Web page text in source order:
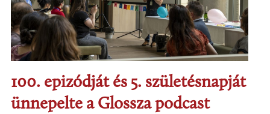
100. epizódját és 5. születésnapját
ünnepelte a Glossza podcast